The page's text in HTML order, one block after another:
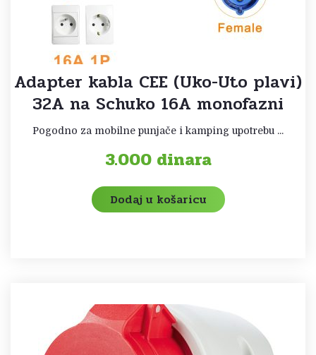
Adapter kabla CEE (Uko-Uto plavi)
32A na Schuko 16A monofazni
Pogodno za mobilne punjače i kamping upotrebu ...
3.000 dinara
Dodaj u košaricu